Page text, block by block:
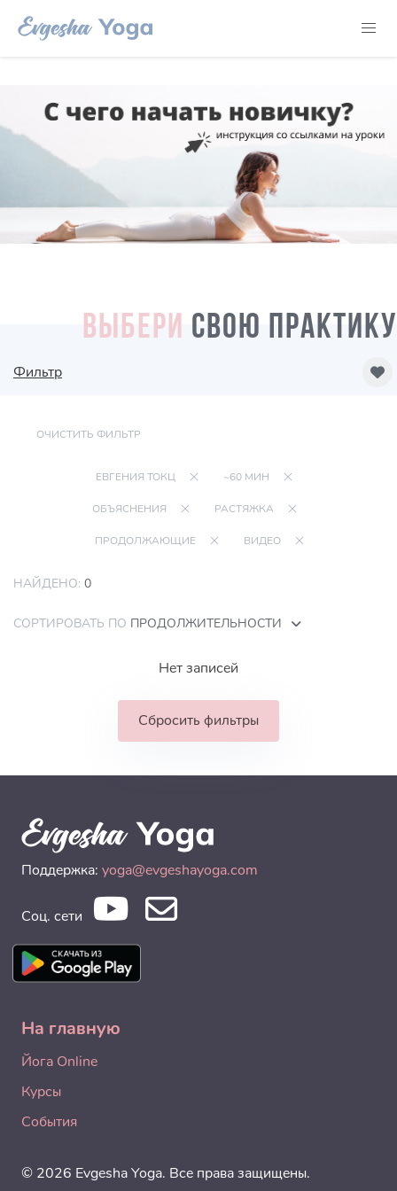
ВЫБЕРИ СВОЮ ПРАКТИКУ
Фильтр
ОЧИСТИТЬ ФИЛЬТР
ЕВГЕНИЯ ТОКЦ ~60 МИН
ОБЪЯСНЕНИЯ РАСТЯЖКА
ПРОДОЛЖАЮЩИЕ ВИДЕО
НАЙДЕНО: 0
СОРТИРОВАТЬ ПО ПРОДОЛЖИТЕЛЬНОСТИ
Нет записей
Сбросить фильтры
Поддержка: yoga@evgeshayoga.com
Соц. сети
На главную
Йога Online
Курсы
События
© 2026 Evgesha Yoga. Все права защищены.